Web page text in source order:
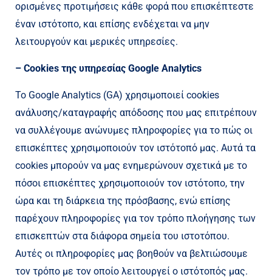
ορισμένες προτιμήσεις κάθε φορά που επισκέπτεστε
έναν ιστότοπο, και επίσης ενδέχεται να μην
λειτουργούν και μερικές υπηρεσίες.
– Cookies της υπηρεσίας Google Analytics
Το Google Analytics (GA) χρησιμοποιεί cookies
ανάλυσης/καταγραφής απόδοσης που μας επιτρέπουν
να συλλέγουμε ανώνυμες πληροφορίες για το πώς οι
επισκέπτες χρησιμοποιούν τον ιστότοπό μας. Αυτά τα
cookies μπορούν να μας ενημερώνουν σχετικά με το
πόσοι επισκέπτες χρησιμοποιούν τον ιστότοπο, την
ώρα και τη διάρκεια της πρόσβασης, ενώ επίσης
παρέχουν πληροφορίες για τον τρόπο πλοήγησης των
επισκεπτών στα διάφορα σημεία του ιστοτόπου.
Αυτές οι πληροφορίες μας βοηθούν να βελτιώσουμε
τον τρόπο με τον οποίο λειτουργεί ο ιστότοπός μας.